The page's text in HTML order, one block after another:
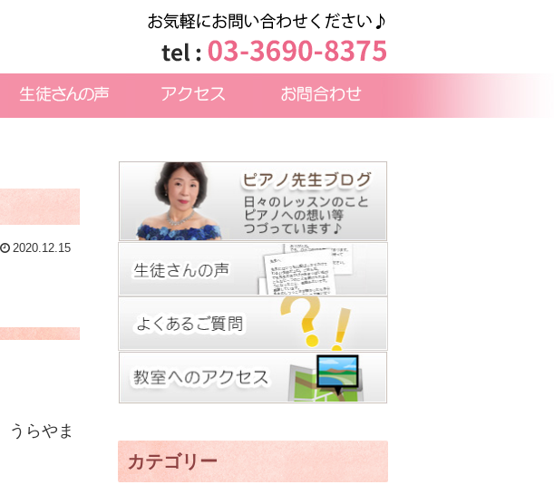
2020.12.15
うらやま
カテゴリー